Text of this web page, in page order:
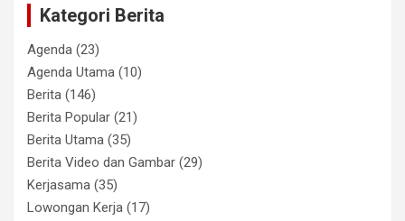
Kategori Berita
Agenda (23)
Agenda Utama (10)
Berita (146)
Berita Popular (21)
Berita Utama (35)
Berita Video dan Gambar (29)
Kerjasama (35)
Lowongan Kerja (17)